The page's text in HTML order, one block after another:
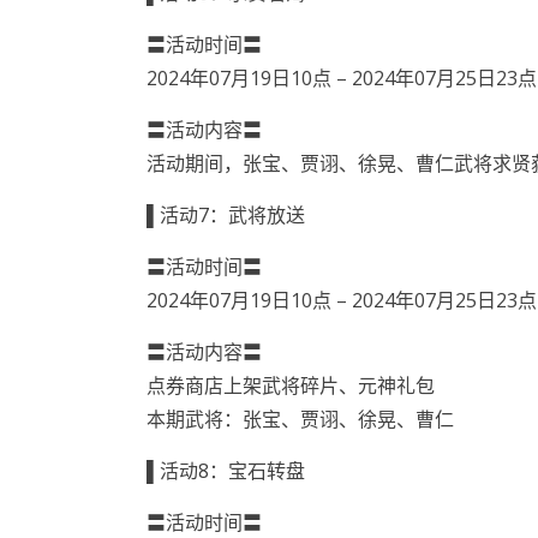
〓活动时间〓
2024年07月19日10点 – 2024年07月25日23点
〓活动内容〓
活动期间，张宝、贾诩、徐晃、曹仁武将求贤
▌活动7：武将放送
〓活动时间〓
2024年07月19日10点 – 2024年07月25日23点
〓活动内容〓
点券商店上架武将碎片、元神礼包
本期武将：张宝、贾诩、徐晃、曹仁
▌活动8：宝石转盘
〓活动时间〓